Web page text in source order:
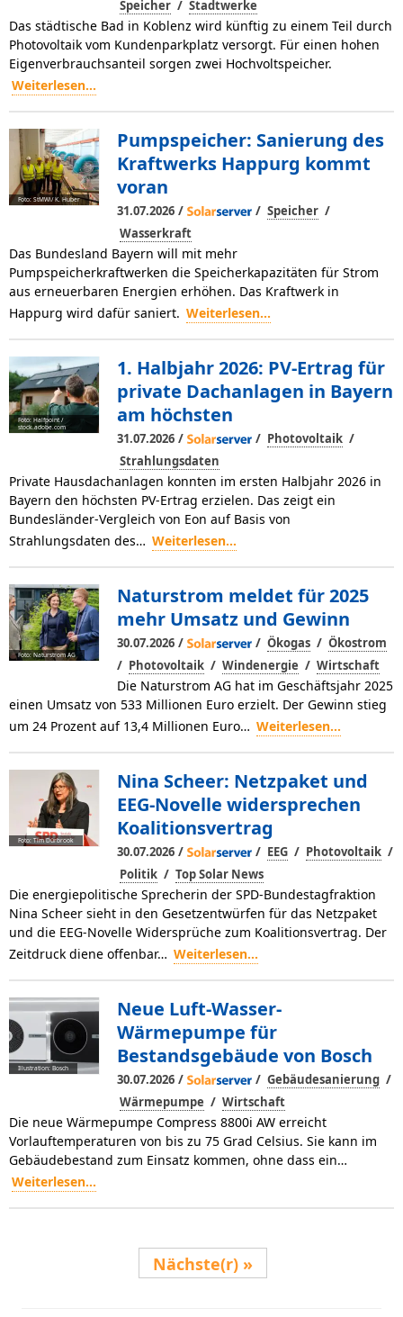
Speicher / Stadtwerke
Das städtische Bad in Koblenz wird künftig zu einem Teil durch
Photovoltaik vom Kundenparkplatz versorgt. Für einen hohen
Eigenverbrauchsanteil sorgen zwei Hochvoltspeicher.
Weiterlesen...
Foto: StMWi/ K. Huber
Pumpspeicher: Sanierung des
Kraftwerks Happurg kommt
voran
31.07.2026 / / Speicher /
Wasserkraft
Das Bundesland Bayern will mit mehr
Pumpspeicherkraftwerken die Speicherkapazitäten für Strom
aus erneuerbaren Energien erhöhen. Das Kraftwerk in
Happurg wird dafür saniert. Weiterlesen...
Foto: Halfpoint /
stock.adobe.com
1. Halbjahr 2026: PV-Ertrag für
private Dachanlagen in Bayern
am höchsten
31.07.2026 / / Photovoltaik /
Strahlungsdaten
Private Hausdachanlagen konnten im ersten Halbjahr 2026 in
Bayern den höchsten PV-Ertrag erzielen. Das zeigt ein
Bundesländer-Vergleich von Eon auf Basis von
Strahlungsdaten des… Weiterlesen...
Foto: Naturstrom AG
Naturstrom meldet für 2025
mehr Umsatz und Gewinn
30.07.2026 / / Ökogas / Ökostrom
/ Photovoltaik / Windenergie / Wirtschaft
Die Naturstrom AG hat im Geschäftsjahr 2025
einen Umsatz von 533 Millionen Euro erzielt. Der Gewinn stieg
um 24 Prozent auf 13,4 Millionen Euro… Weiterlesen...
Foto: Tim Dürbrook
Nina Scheer: Netzpaket und
EEG-Novelle widersprechen
Koalitionsvertrag
30.07.2026 / / EEG / Photovoltaik /
Politik / Top Solar News
Die energiepolitische Sprecherin der SPD-Bundestagfraktion
Nina Scheer sieht in den Gesetzentwürfen für das Netzpaket
und die EEG-Novelle Widersprüche zum Koalitionsvertrag. Der
Zeitdruck diene offenbar… Weiterlesen...
Illustration: Bosch
Neue Luft-Wasser-
Wärmepumpe für
Bestandsgebäude von Bosch
30.07.2026 / / Gebäudesanierung /
Wärmepumpe / Wirtschaft
Die neue Wärmepumpe Compress 8800i AW erreicht
Vorlauftemperaturen von bis zu 75 Grad Celsius. Sie kann im
Gebäudebestand zum Einsatz kommen, ohne dass ein…
Weiterlesen...
Nächste(r)